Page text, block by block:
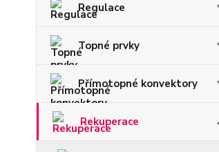
Regulace
Topné prvky
Přímotopné konvektory
Rekuperace